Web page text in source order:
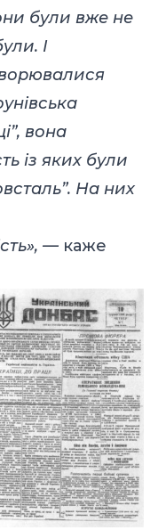
були вже не
І
вона
із яких були
На них
— каже